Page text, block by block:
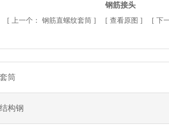
钢筋接头
[ 上一个： 钢筋直螺纹套筒 ] [ 查看原图 ] [ 下
筒
构钢